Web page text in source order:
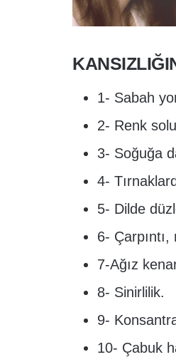
1- Sabah
2- Renk
3- Soğuğa
4-
5- Dilde
6-
7-Ağız
8- Sinirlilik.
9-
10- Çabuk